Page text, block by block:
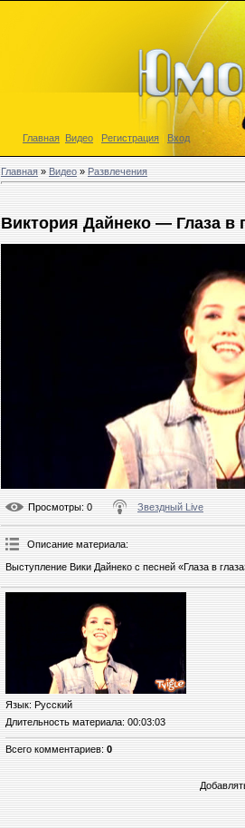
Главная Видео Регистрация Вход
Главная»Видео»Развлечения
Виктория Дайнеко — Глаза в
Просмотры: 0 Звездный Live
Описание материала:
Выступление Вики Дайнеко с песней «Глаза в
Язык: Русский
Длительность материала: 00:03:03
Всего комментариев:0